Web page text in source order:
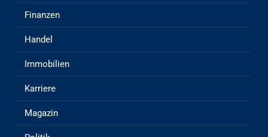
Finanzen
Handel
Immobilien
Karriere
Magazin